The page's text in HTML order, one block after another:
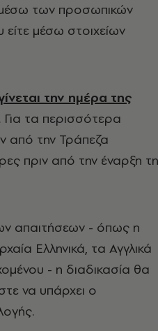
των προσωπικών
μέσω στοιχείων
την ημέρα της
. Για τα περισσότερα
από την Τράπεζα
πριν από την έναρξη
απαιτήσεων - όπως η
Ελληνικά, τα Αγγλικά
- η διαδικασία θα
να υπάρχει ο